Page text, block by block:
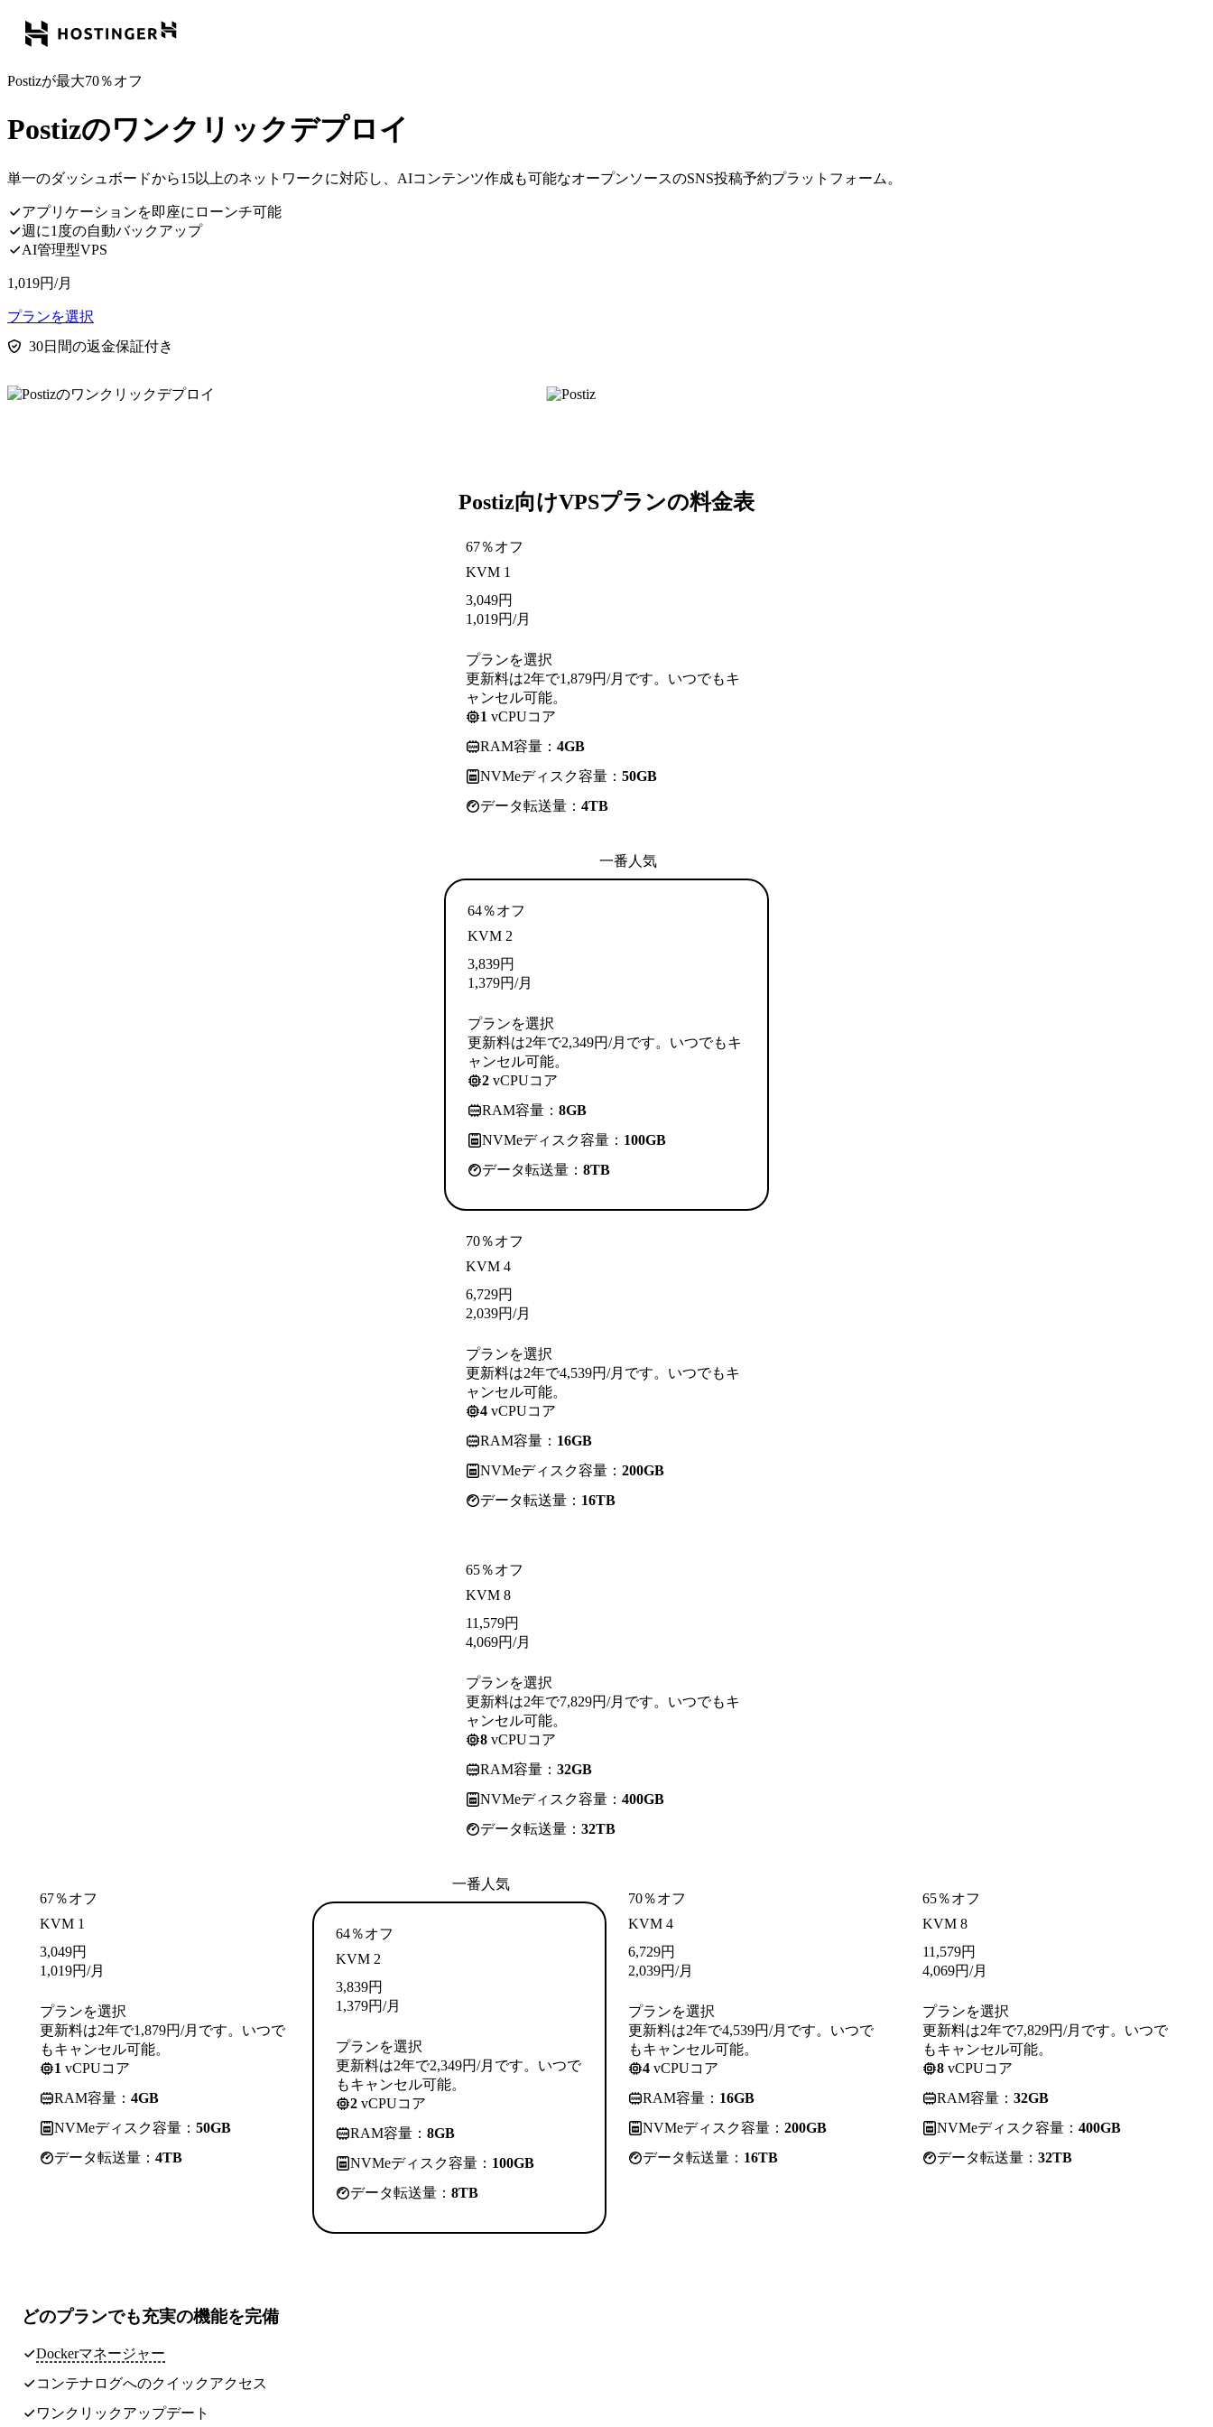
Postizが最大70％オフ
Postizのワンクリックデプロイ
単一のダッシュボードから15以上のネットワークに対応し、AIコンテンツ作成も可能なオープンソースのSNS投稿予約プラットフォーム。
アプリケーションを即座にローンチ可能
週に1度の自動バックアップ
AI管理型VPS
1,019円/月
プランを選択
30日間の返金保証付き
Postiz向けVPSプランの料金表
67％オフ
KVM 1
3,049円
1,019円/月
プランを選択
更新料は2年で1,879円/月です。いつでもキ
ャンセル可能。
1 vCPUコア
RAM容量： 4GB
NVMeディスク容量： 50GB
データ転送量： 4TB
一番人気
64％オフ
KVM 2
3,839円
1,379円/月
プランを選択
更新料は2年で2,349円/月です。いつでもキ
ャンセル可能。
2 vCPUコア
RAM容量： 8GB
NVMeディスク容量： 100GB
データ転送量： 8TB
70％オフ
KVM 4
6,729円
2,039円/月
プランを選択
更新料は2年で4,539円/月です。いつでもキ
ャンセル可能。
4 vCPUコア
RAM容量： 16GB
NVMeディスク容量： 200GB
データ転送量： 16TB
65％オフ
KVM 8
11,579円
4,069円/月
プランを選択
更新料は2年で7,829円/月です。いつでもキ
ャンセル可能。
8 vCPUコア
RAM容量： 32GB
NVMeディスク容量： 400GB
データ転送量： 32TB
67％オフ
KVM 1
3,049円
1,019円/月
プランを選択
更新料は2年で1,879円/月です。いつで
もキャンセル可能。
1 vCPUコア
RAM容量： 4GB
NVMeディスク容量： 50GB
データ転送量： 4TB
一番人気
64％オフ
KVM 2
3,839円
1,379円/月
プランを選択
更新料は2年で2,349円/月です。いつで
もキャンセル可能。
2 vCPUコア
RAM容量： 8GB
NVMeディスク容量： 100GB
データ転送量： 8TB
70％オフ
KVM 4
6,729円
2,039円/月
プランを選択
更新料は2年で4,539円/月です。いつで
もキャンセル可能。
4 vCPUコア
RAM容量： 16GB
NVMeディスク容量： 200GB
データ転送量： 16TB
65％オフ
KVM 8
11,579円
4,069円/月
プランを選択
更新料は2年で7,829円/月です。いつで
もキャンセル可能。
8 vCPUコア
RAM容量： 32GB
NVMeディスク容量： 400GB
データ転送量： 32TB
どのプランでも充実の機能を完備
Dockerマネージャー
コンテナログへのクイックアクセス
ワンクリックアップデート